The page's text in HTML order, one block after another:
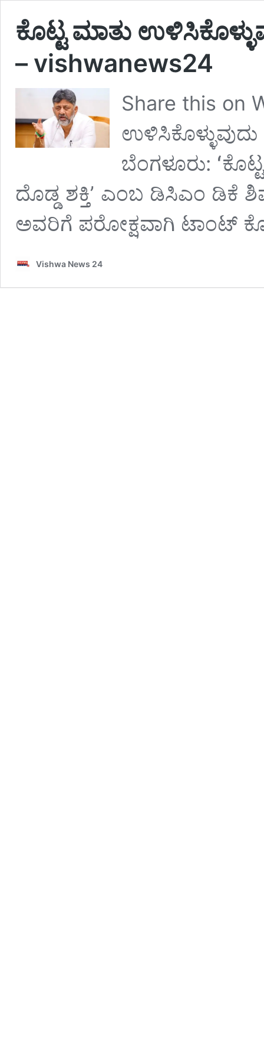
ಕೊಟ್ಟ ಮಾತು
– vishwanews24
Share this on
ಉಳಿಸಿಕೊಳ್ಳುವುದು
ಬೆಂಗಳೂರು:
ದೊಡ್ಡ ಶಕ್ತಿʼ ಎಂಬ ಡಿಸಿಎಂ
ಅವರಿಗೆ ಪರೋಕ್ಷವಾಗಿ ಟಾಂಟ್
Vishwa News 24